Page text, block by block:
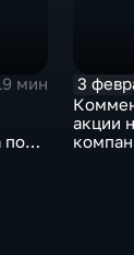
мин
по
3
акции